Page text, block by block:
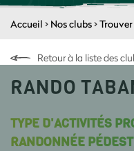
Accueil > Nos clubs>
Retour à la liste des
RANDO
TYPE D'ACTIVITÉS
RANDONNÉE